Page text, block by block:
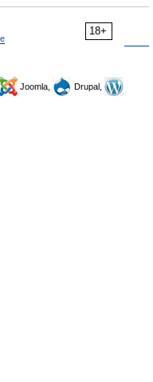
18+
Joomla,
Drupal,